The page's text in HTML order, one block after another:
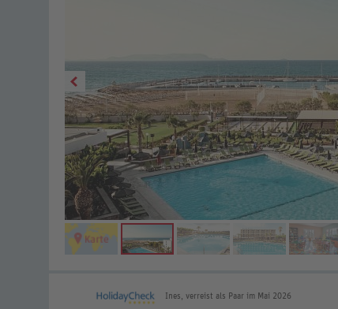
Ines, verreist als Paar im Mai 2026